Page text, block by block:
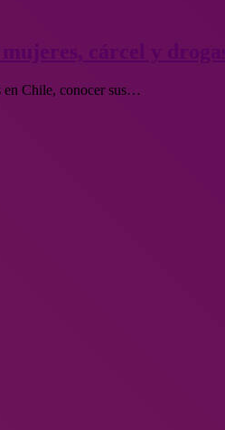
cárcel y
en Chile, conocer sus…